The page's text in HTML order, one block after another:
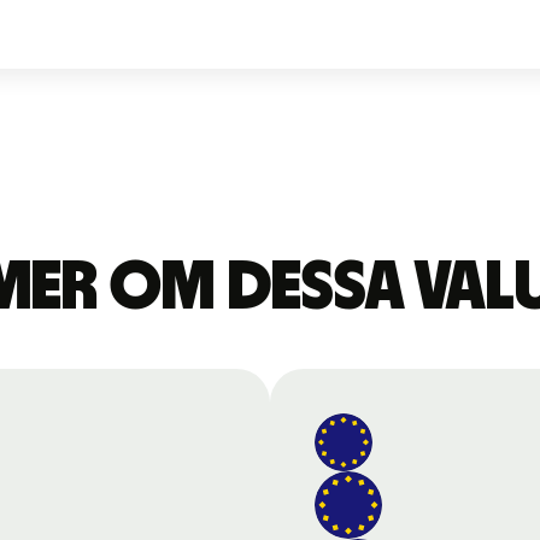
om dessa